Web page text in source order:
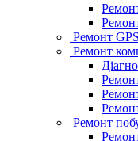
Ремонт GPS
Ремонт
Ремонт